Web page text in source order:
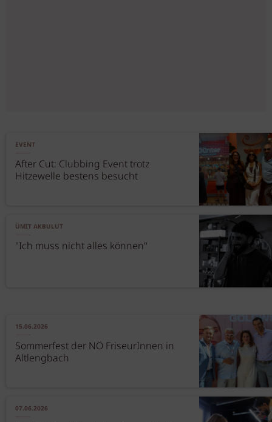
EVENT
After Cut: Clubbing Event trotz
Hitzewelle bestens besucht
ÜMIT AKBULUT
"Ich muss nicht alles können"
15.06.2026
Sommerfest der NÖ FriseurInnen in
Altlengbach
07.06.2026